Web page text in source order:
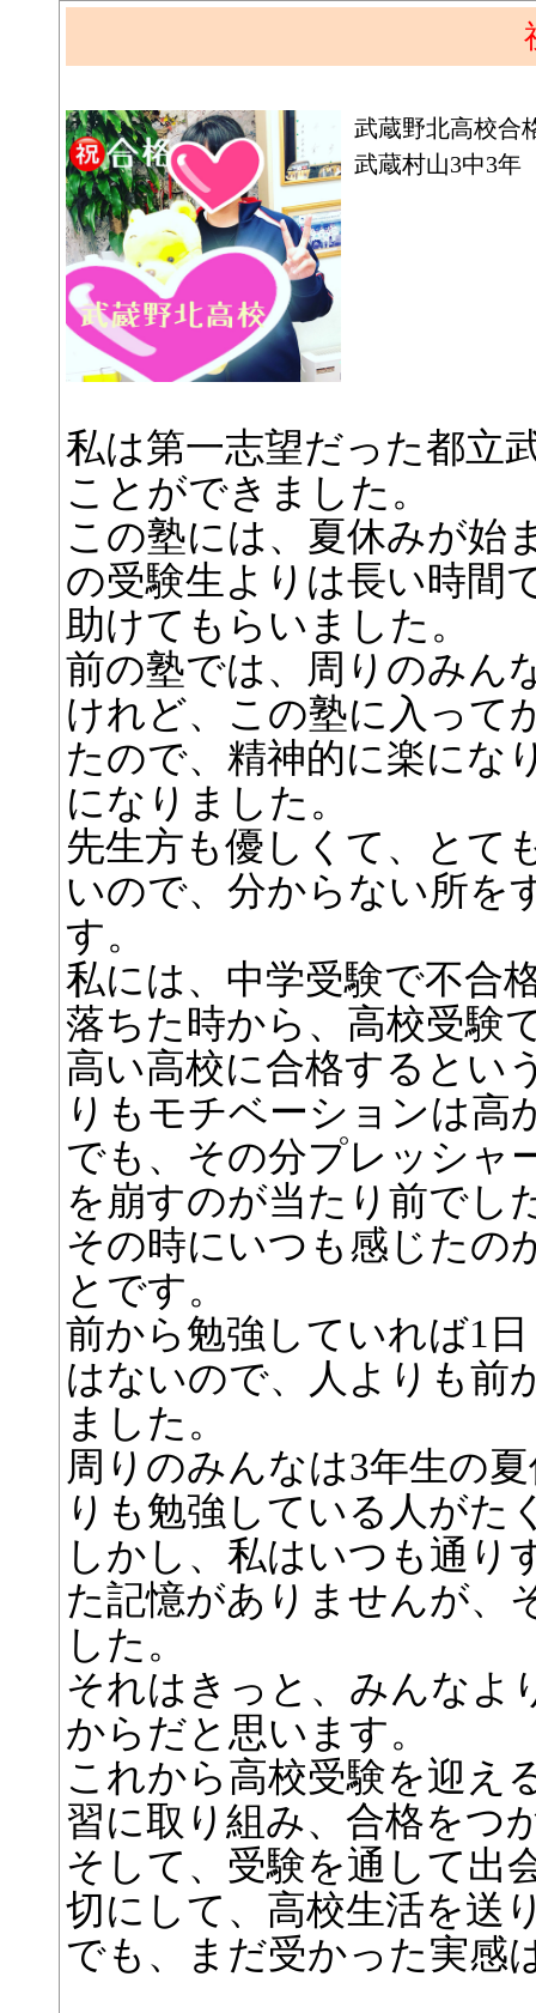
武蔵野北高校合
武蔵村山3中3
私は第一志望だった都立
ことができました。
この塾には、夏休みが始
の受験生よりは長い時間
助けてもらいました。
前の塾では、周りのみん
けれど、この塾に入って
たので、精神的に楽にな
になりました。
先生方も優しくて、とて
いので、分からない所を
す。
私には、中学受験で不合
落ちた時から、高校受験
高い高校に合格するとい
りもモチベーションは高
でも、その分プレッシャ
を崩すのが当たり前でし
その時にいつも感じたの
とです。
前から勉強していれば1
はないので、人よりも前
ました。
周りのみんなは3年生の
りも勉強している人がた
しかし、私はいつも通り
た記憶がありませんが、
した。
それはきっと、みんなよ
からだと思います。
これから高校受験を迎え
習に取り組み、合格をつ
そして、受験を通して出
切にして、高校生活を送
でも、まだ受かった実感